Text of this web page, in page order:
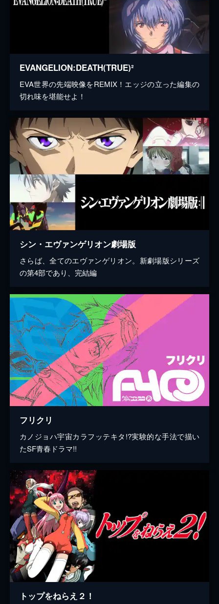
EVANGELION:DEATH(TRUE)²
EVA世界の先端映像をREMIX！エッジの立った編集の
切れ味を堪能せよ！
シン・エヴァンゲリオン劇場版
さらば、全てのエヴァンゲリオン。新劇場版シリーズ
の第4部であり、完結編
フリクリ
カノジョハ宇宙カラフッテキタ!?実験的な手法で描い
たSF青春ドラマ!!
トップをねらえ２！